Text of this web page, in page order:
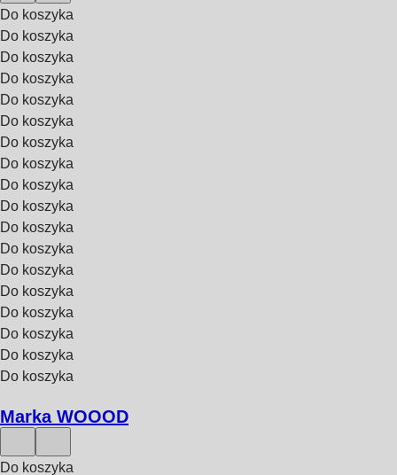
Do koszyka
Do koszyka
Do koszyka
Do koszyka
Do koszyka
Do koszyka
Do koszyka
Do koszyka
Do koszyka
Do koszyka
Do koszyka
Do koszyka
Do koszyka
Do koszyka
Do koszyka
Do koszyka
Do koszyka
Do koszyka
Marka WOOOD
Do koszyka